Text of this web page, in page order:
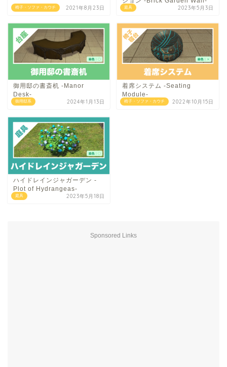
椅子・ソファ・カウチ 2021年8月23日 庭具 2023年5月3日
御用邸系
御用邸の書斎机 -Manor
Desk-
2024年1月13日 椅子・ソファ・カウチ
着席システム -Seating
Module-
2022年10月15日
庭具
ハイドレインジャガーデン -
Plot of Hydrangeas-
2023年5月18日
Sponsored Links